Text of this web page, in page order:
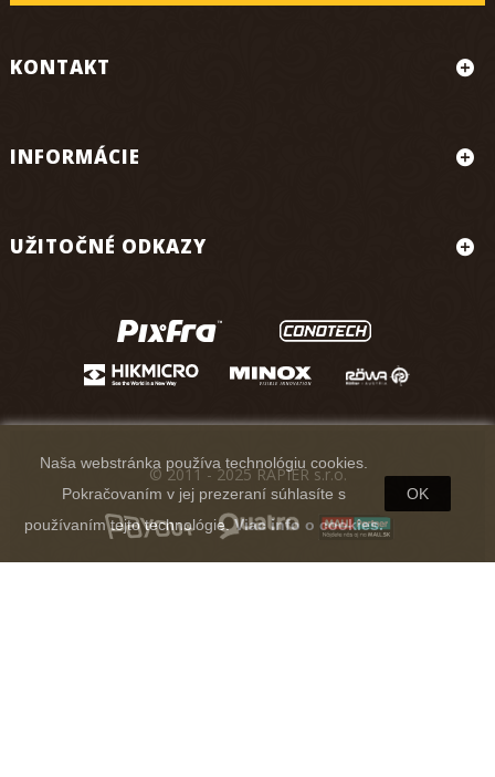
KONTAKT
INFORMÁCIE
UŽITOČNÉ ODKAZY
Naša webstránka používa technológiu cookies.
Pokračovaním v jej prezeraní súhlasíte s
používaním tejto technológie.Viac info o cookies.
OK
© 2011 - 2025 RAPIER s.r.o.